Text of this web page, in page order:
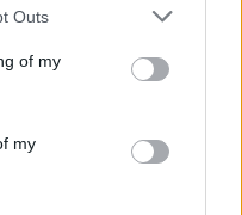
Outs
of my
my